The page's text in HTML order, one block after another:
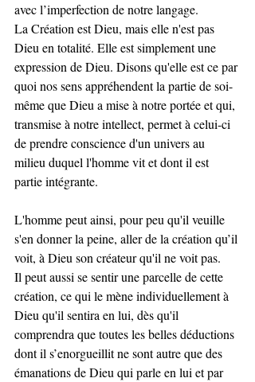
avec l’imperfection de notre langage.
La Création est Dieu, mais elle n'est pas
Dieu en totalité. Elle est simplement une
expression de Dieu. Disons qu'elle est ce par
quoi nos sens appréhendent la partie de soi-
même que Dieu a mise à notre portée et qui,
transmise à notre intellect, permet à celui-ci
de prendre conscience d'un univers au
milieu duquel l'homme vit et dont il est
partie intégrante.
L'homme peut ainsi, pour peu qu'il veuille
s'en donner la peine, aller de la création qu’il
voit, à Dieu son créateur qu'il ne voit pas.
Il peut aussi se sentir une parcelle de cette
création, ce qui le mène individuellement à
Dieu qu'il sentira en lui, dès qu'il
comprendra que toutes les belles déductions
dont il s’enorgueillit ne sont autre que des
émanations de Dieu qui parle en lui et par